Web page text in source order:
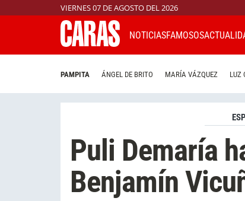
VIERNES 07 DE AGOSTO DEL 2026
NOTICIASFAMOSOS
PAMPITA ÁNGEL DE BRITO MARÍA VÁZQUEZ LUZ
Puli Demaría
Benjamín